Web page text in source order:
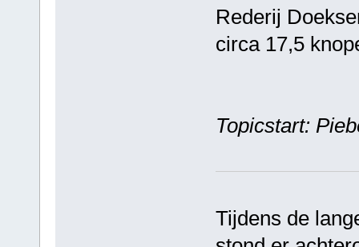
Rederij
circa 17,5
Topicstart:
Tijdens de